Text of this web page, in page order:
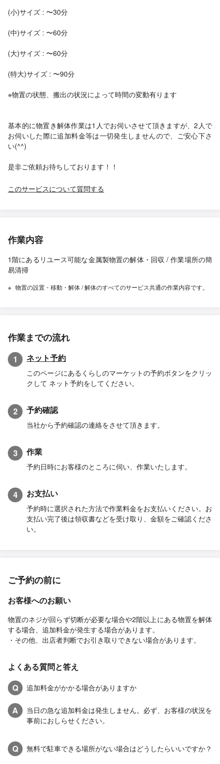
(小)サイズ : 〜30分
(中)サイズ : 〜60分
(大)サイズ : 〜60分
(特大)サイズ : 〜90分
※物置の状態、搬出の状況によって時間の変動有ります
基本的に物置き解体作業は1人でお伺いさせて頂きますが、2人で
お伺いした際に追加料金等は一切発生しませんので、ご安心下さ
い(^^)
是非ご依頼お待ちしております！！
このサービスについて質問する
作業内容
1階にあるリユース可能な金属製物置の解体・回収 / 作業場所の簡
易清掃
物置の設置・移動・解体 / 解体のすべてのサービス共通の作業内容です。
作業までの流れ
1 ネット予約
このページにあるくらしのマーケットの予約ボタンをクリッ
クして ネット予約をしてください。
2 予約確認
当社から予約確認の連絡をさせて頂きます。
3 作業
予約日時にお客様のところに伺い、作業いたします。
4 お支払い
予約時に選択された方法で作業料金をお支払いください。お
支払い完了後は領収書などを受け取り、金額をご確認くださ
い。
ご予約の前に
お客様へのお願い
物置のネジが回らず切断が必要な場合や2階以上にある物置を解体
する場合、追加料金が発生する場合があります。
・その他、出店者判断でお引き取りできない場合があります。
よくある質問と答え
Q
追加料金がかかる場合がありますか
A
当日の急な追加料金は発生しません。必ず、お客様の状況を
事前におしらせください。
Q 無料で駐車できる場所がない場合はどうしたらいいですか？